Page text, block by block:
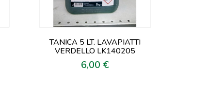
TANICA 5 LT. LAVAPIATTI
VERDELLO LK140205
Prezzo
6,00 €